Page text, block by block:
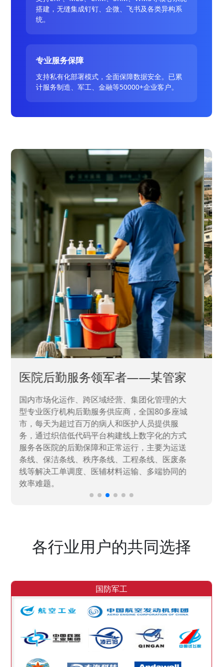
搭建，无缝集成钉钉、企微、飞书及各类异构系
统。
专业服务保障
支持私有化部署模式，全面保障数据安全。已累
计服务制造、军工、金融等50000+企业客户。
中国兵器工业集团——银光化学
国家“一五”期间156个重点项目之一。属于国家
高新技术企业，在信息化升级建设中，存在大
量“小、散、碎”的信息化需求，需要投入大量人
力资源进行开发，通过引入织信低代码平台，解
决当下遇到的各类业务难题，提升整体的IT研发
效率。
各行业用户的共同选择
国防军工